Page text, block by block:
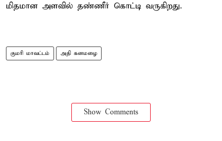
மிதமான அளவில் தண்ணீர் கொட்டி வருகிறது.
குமரி மாவட்டம் அதி கனமழை
Show Comments